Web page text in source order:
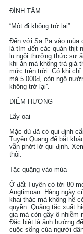
ĐÌNH TÂM
“Một đi không trở lại”
Đến với Sa Pa vào mùa
là tìm đến các quán thịt
lu ngồi thưởng thức sự
khi ăn mà không trả giá
mức trên trời. Có khi chỉ
mà 5.000đ, còn ngô
không trở lại”.
DIỄM HƯƠNG
Lấy oai
Mặc dù đã có qui định
Tuyên Quang để bắt
vẫn phớt lờ qui định.
thôi.
Tặc quặng vào mùa
Ở đất Tuyên có tới 80
Angtimoan. Hàng ngày
khai thác mà không hề
quyền. Quặng tặc xuất
gia mà còn gây ô
Đặc biệt là ảnh hưởng
cuộc sống của người